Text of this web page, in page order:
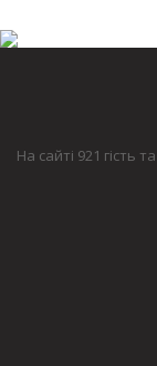
На сайті 921 гість